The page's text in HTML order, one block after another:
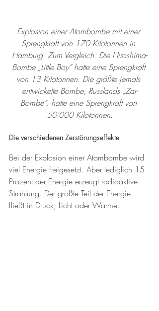
Explosion einer Atombombe mit einer
Sprengkraft von 170 Kilotonnen in
Hamburg. Zum Vergleich: Die Hiroshima-
Bombe „Little Boy“ hatte eine Sprengkraft
von 13 Kilotonnen. Die größte jemals
entwickelte Bombe, Russlands „Zar-
Bombe“, hatte eine Sprengkraft von
50’000 Kilotonnen.
Die verschiedenen Zerstörungseffekte
Bei der Explosion einer Atombombe wird
viel Energie freigesetzt. Aber lediglich 15
Prozent der Energie erzeugt radioaktive
Strahlung. Der größte Teil der Energie
fließt in Druck, Licht oder Wärme.